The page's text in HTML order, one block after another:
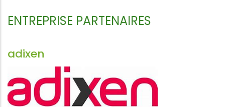
ENTREPRISE PARTENAIRES
adixen